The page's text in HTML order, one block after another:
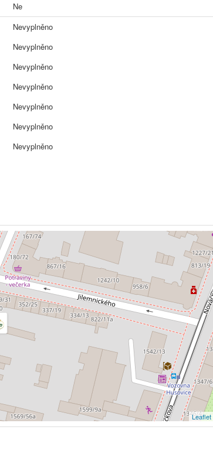
Ne
Nevyplněno
Nevyplněno
Nevyplněno
Nevyplněno
Nevyplněno
Nevyplněno
Nevyplněno
Leaflet